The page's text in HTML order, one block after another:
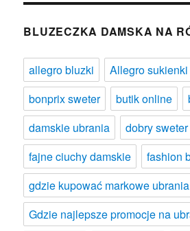
BLUZECZKA DAMSKA NA
allegro bluzki
Allegro sukienki
bonprix sweter
butik online
damskie ubrania
dobry
fajne ciuchy damskie
fashion
gdzie kupować markowe
Gdzie najlepsze promocje na